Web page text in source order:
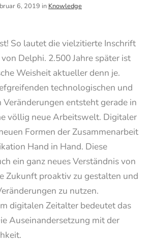
6, 2019 in Knowledge
So lautet die vielzitierte Inschrift
Delphi. 2.500 Jahre später ist
Weisheit aktueller denn je.
technologischen und
entsteht gerade in
völlig neue Arbeitswelt. Digitaler
Formen der Zusammenarbeit
Hand in Hand. Diese
ein ganz neues Verständnis von
Zukunft proaktiv zu gestalten und
zu nutzen.
digitalen Zeitalter bedeutet das
Auseinandersetzung mit der